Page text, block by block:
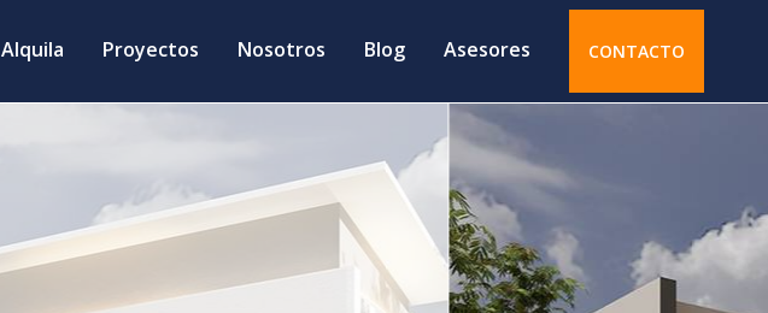
Alquila Proyectos Nosotros Blog Asesores CONTACTO